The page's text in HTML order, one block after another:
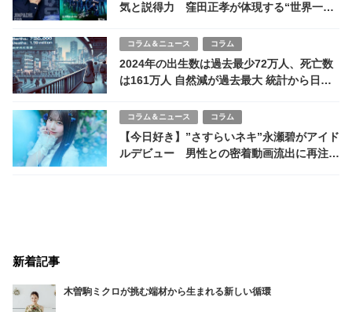
気と説得力 窪田正孝が体現する“世界一に
コラム＆ニュース コラム
2024年の出生数は過去最少72万人、死亡数
は161万人 自然減が過去最大 統計から日本
コラム＆ニュース コラム
【今日好き】”さすらいネキ”永瀬碧がアイド
ルデビュー 男性との密着動画流出に再注目
新着記事
木曽駒ミクロが挑む端材から生まれる新しい循環